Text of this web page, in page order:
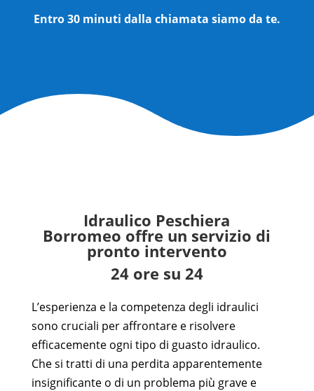
Entro 30 minuti dalla chiamata siamo da te.
Idraulico Peschiera
Borromeo offre un servizio di
pronto intervento
24 ore su 24
L’esperienza e la competenza degli idraulici
sono cruciali per affrontare e risolvere
efficacemente ogni tipo di guasto idraulico.
Che si tratti di una perdita apparentemente
insignificante o di un problema più grave e